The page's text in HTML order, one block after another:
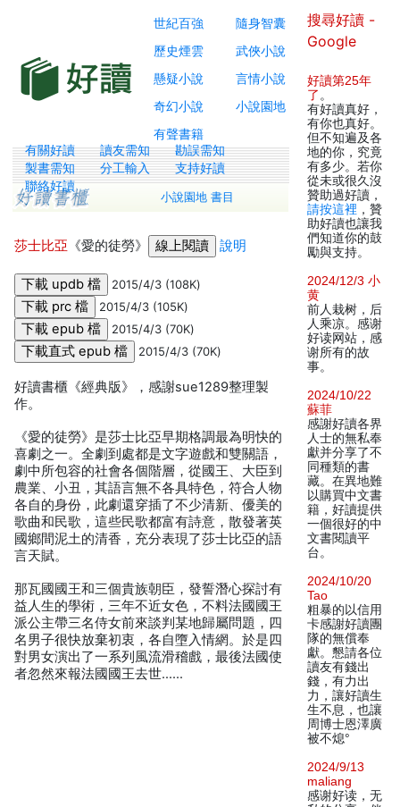
世紀百強
隨身智囊
歷史煙雲
武俠小說
懸疑小說
言情小說
奇幻小說
小說園地
有聲書籍
有關好讀 讀友需知
勘誤需知
製書需知
分工輸入
支持好讀
聯絡好讀
小說園地 書目
莎士比亞 《愛的徒勞》 說明
2015/4/3 (108K)
2015/4/3 (105K)
2015/4/3 (70K)
2015/4/3 (70K)
好讀書櫃《經典版》，感謝sue1289整理製
作。
《愛的徒勞》是莎士比亞早期格調最為明快的
喜劇之一。全劇到處都是文字遊戲和雙關語，
劇中所包容的社會各個階層，從國王、大臣到
農業、小丑，其語言無不各具特色，符合人物
各自的身份，此劇還穿插了不少清新、優美的
歌曲和民歌，這些民歌都富有詩意，散發著英
國鄉間泥土的清香，充分表現了莎士比亞的語
言天賦。
那瓦國國王和三個貴族朝臣，發誓潛心探討有
益人生的學術，三年不近女色，不料法國國王
派公主帶三名侍女前來談判某地歸屬問題，四
名男子很快放棄初衷，各自墮入情網。於是四
對男女演出了一系列風流滑稽戲，最後法國使
者忽然來報法國國王去世……
搜尋好讀 -
Google
好讀第25年
了 。
有好讀真好，
有你也真好。
但不知遍及各
地的你，究竟
有多少。若你
從未或很久沒
贊助過好讀，
請按這裡 ，贊
助好讀也讓我
們知道你的鼓
勵與支持。
2024/12/3 小
黄
前人栽树，后
人乘凉。感谢
好读网站，感
谢所有的故
事。
2024/10/22
蘇菲
感謝好讀各界
人士的無私奉
獻并分享了不
同種類的書
藏。在異地難
以購買中文書
籍，好讀提供
一個很好的中
文書閱讀平
台。
2024/10/20
Tao
粗暴的以信用
卡感謝好讀團
隊的無償奉
獻。懇請各位
讀友有錢出
錢，有力出
力，讓好讀生
生不息，也讓
周博士恩澤廣
被不熄°
2024/9/13
maliang
感谢好读，无